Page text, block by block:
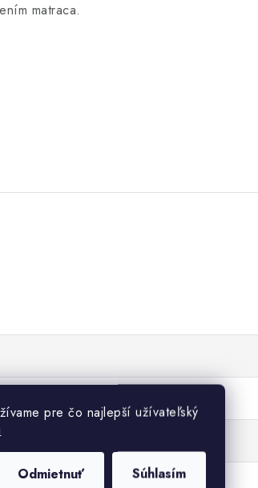
pre čo najlepší užívateľský
Odmietnuť Súhlasím
matraca.